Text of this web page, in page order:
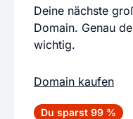
Deine nächste
Domain. Genau
wichtig.
Domain kaufen
Du sparst 99 %